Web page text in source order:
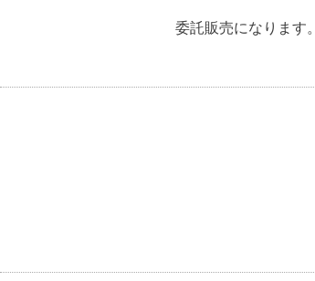
委託販売になります。